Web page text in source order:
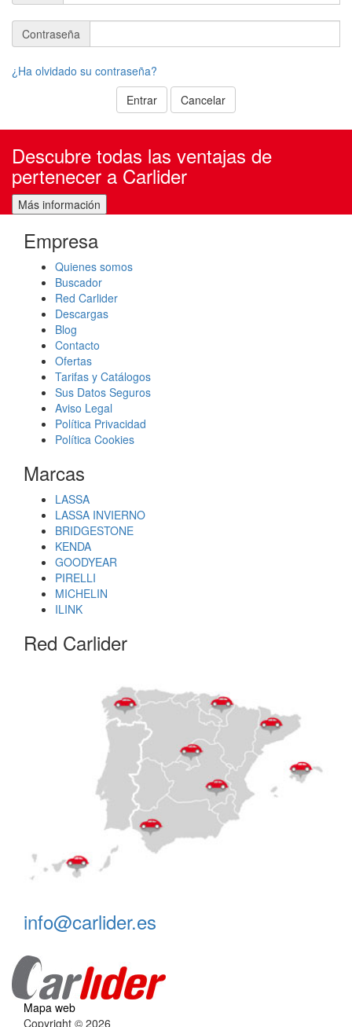
Contraseña
¿Ha olvidado su contraseña?
Descubre todas las ventajas de
pertenecer a Carlider
Empresa
Quienes somos
Buscador
Red Carlider
Descargas
Blog
Contacto
Ofertas
Tarifas y Catálogos
Sus Datos Seguros
Aviso Legal
Política Privacidad
Política Cookies
Marcas
LASSA
LASSA INVIERNO
BRIDGESTONE
KENDA
GOODYEAR
PIRELLI
MICHELIN
ILINK
Red Carlider
info@carlider.es
Mapa web
Copyright © 2026